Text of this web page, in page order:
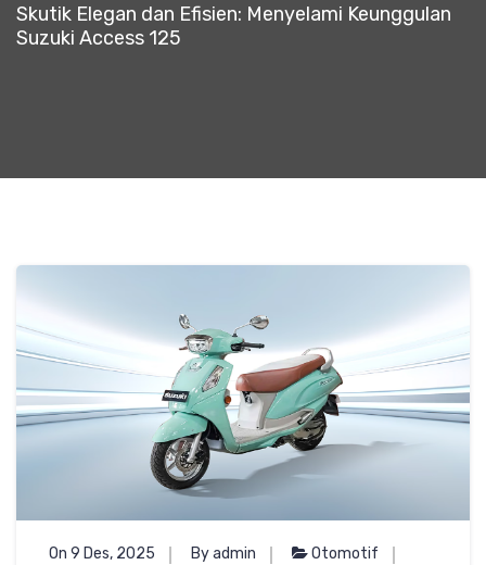
Skutik Elegan dan Efisien: Menyelami Keunggulan
Suzuki Access 125
On 9 Des, 2025 By admin
Otomotif